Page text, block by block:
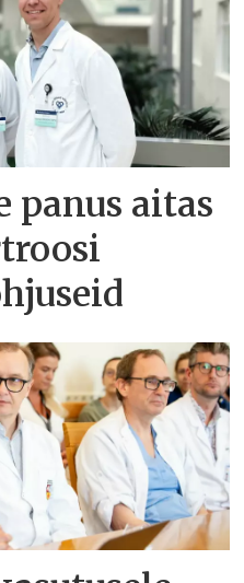
panus aitas